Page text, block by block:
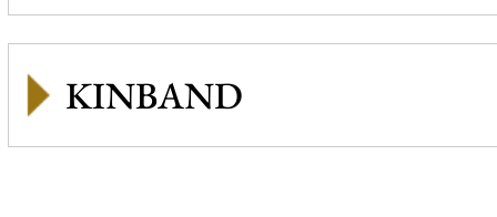
KINBAND